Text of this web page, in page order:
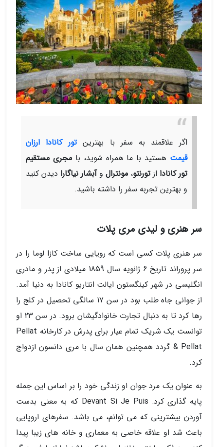
اگر علاقمند به سفر با بهترینتور کانادا ارزان
قیمت هستید با ما همراه شوید، بامجری مستقیم
تور کانادا ازتورنتو، مونترال وآبشار نیاگارا دیدن کنید
و بهترین تجربه سفر را داشته باشید.
سر هنری و لیدی مری پلات
سر هنری پلات کسی است که رویایی ساخت کازا لوما را در
سر پروراند تاریخ 6 ژانویه سال 1859 میلادی از پدر و مادری
انگلیسی در شهر کینگستون ایالت انتاریو کانادا به دنیا آمد.
از جوانی جاه طلب بود در سن 17 سالگی تحصیل در کلج را
رها کرد تا به دنبال تجارت خانوادگیشان برود. در سن 23 او
توانست یک شریک تمام عیار برای پدرش در کارخانه Pellat
& Pellat گردد همچنین همان سال با مری دانسون ازدواج
کرد.
به عنوان یک مرد جوان او زندگی خود را بر اساس این جمله
پایه گذاری کرد: Devant Si Je Puis که به معنی بدست
آوردن بیشترینی که می توانم، می باشد. سفرهای اروپایی
باعث شد او علاقه خاصی به معماری و خانه های زیبا پیدا